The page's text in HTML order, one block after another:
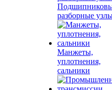
разборные
Манжеты,
уплотнения,
сальники